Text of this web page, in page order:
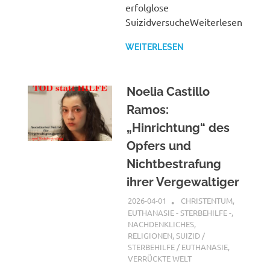
erfolglose
SuizidversucheWeiterlesen
WEITERLESEN
Noelia Castillo
Ramos:
„Hinrichtung“ des
Opfers und
Nichtbestrafung
ihrer Vergewaltiger
2026-04-01 XX
CHRISTENTUM,
EUTHANASIE - STERBEHILFE -,
NACHDENKLICHES,
RELIGIONEN,SUIZID /
STERBEHILFE / EUTHANASIE,
VERRÜCKTE WELT